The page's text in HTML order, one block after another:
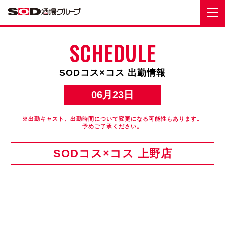
SCHEDULE
SODコス×コス 出勤情報
06月23日
※出勤キャスト、出勤時間について変更になる可能性もあります。
予めご了承ください。
SODコス×コス 上野店